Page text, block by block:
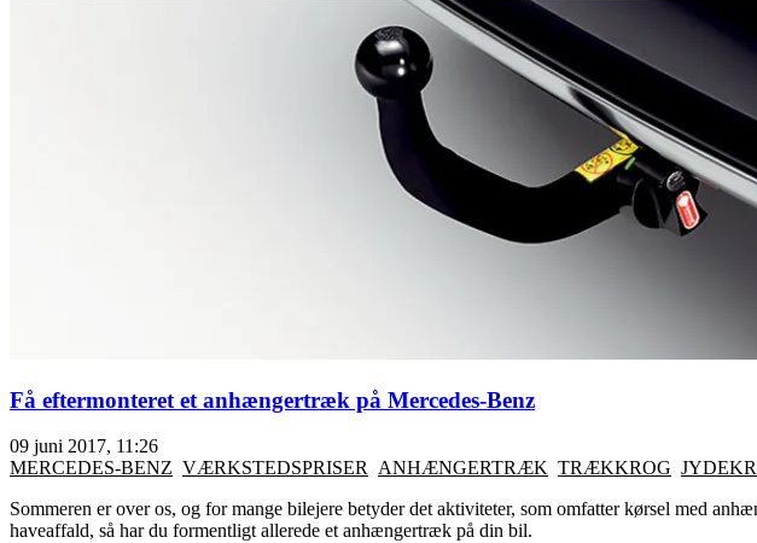
Få eftermonteret et anhængertræk på Mercedes-Benz
09 juni 2017, 11:26
MERCEDES-BENZ VÆRKSTEDSPRISER ANHÆNGERTRÆK TRÆKKROG
Sommeren er over os, og for mange bilejere betyder det aktiviteter, som omfatter kørsel med
haveaffald, så har du formentligt allerede et anhængertræk på din bil.